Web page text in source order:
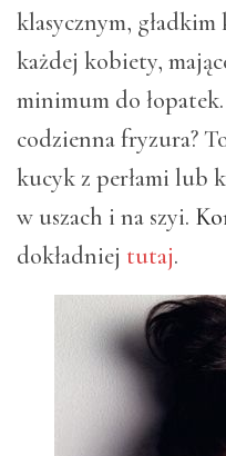
klasycznym,
każdej kobiety,
minimum do
codzienna fryzura?
kucyk z perłami lub
w uszach i na szyi.
dokładniej tutaj.